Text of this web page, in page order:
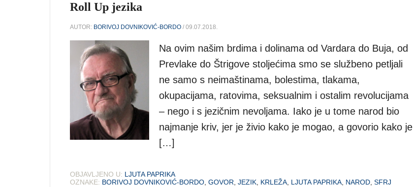
Roll Up jezika
AUTOR: BORIVOJ DOVNIKOVIĆ-BORDO / 09.07.2018.
Na ovim našim brdima i dolinama od Vardara do Buja, od
Prevlake do Štrigove stoljećima smo se službeno petljali
ne samo s neimaštinama, bolestima, tlakama,
okupacijama, ratovima, seksualnim i ostalim revolucijama
– nego i s jezičnim nevoljama. Iako je u tome narod bio
najmanje kriv, jer je živio kako je mogao, a govorio kako je
[…]
OBJAVLJENO U: LJUTA PAPRIKA
OZNAKE: BORIVOJ DOVNIKOVIĆ-BORDO, GOVOR, JEZIK, KRLEŽA, LJUTA PAPRIKA, NAROD, SFRJ